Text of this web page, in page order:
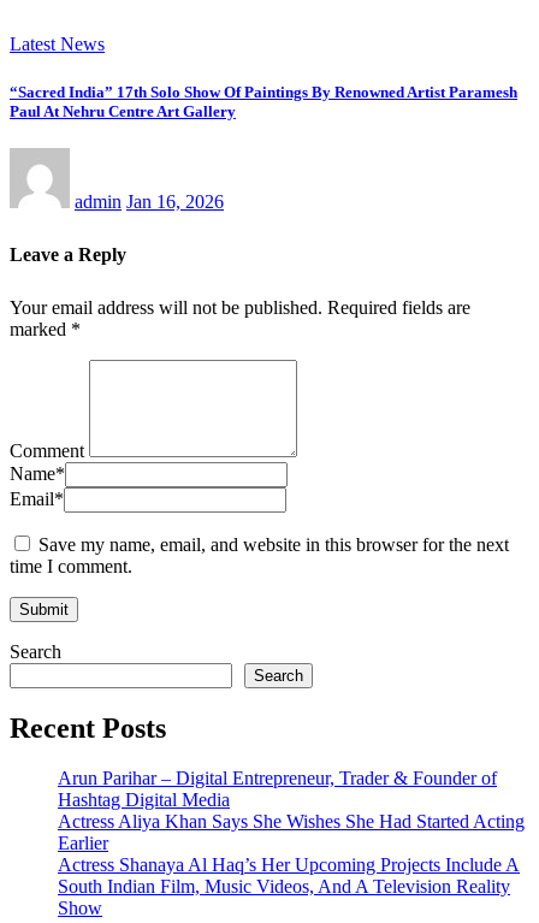
Latest News
“Sacred India” 17th Solo Show Of Paintings By Renowned Artist Paramesh
Paul At Nehru Centre Art Gallery
admin Jan 16, 2026
Leave a Reply
Your email address will not be published. Required fields are
marked *
Comment
Name*
Email*
Save my name, email, and website in this browser for the next
time I comment.
Search
Search
Recent Posts
Arun Parihar – Digital Entrepreneur, Trader & Founder of
Hashtag Digital Media
Actress Aliya Khan Says She Wishes She Had Started Acting
Earlier
Actress Shanaya Al Haq’s Her Upcoming Projects Include A
South Indian Film, Music Videos, And A Television Reality
Show